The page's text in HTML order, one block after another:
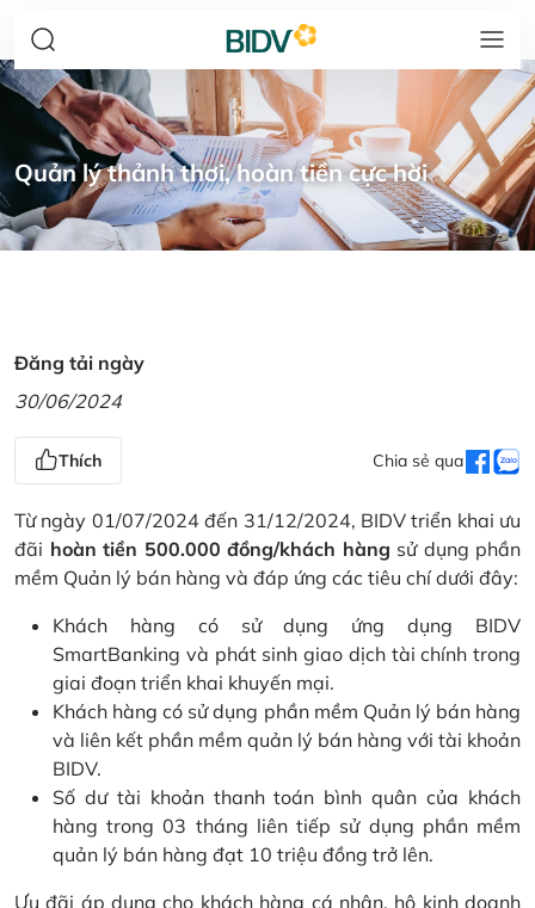
Quản lý thảnh thơi, hoàn tiền cực hời
Đăng tải ngày
30/06/2024
Thích Chia sẻ qua
Từ ngày 01/07/2024 đến 31/12/2024, BIDV triển khai ưu
đãi hoàn tiền 500.000 đồng/khách hàng sử dụng phần
mềm Quản lý bán hàng và đáp ứng các tiêu chí dưới đây:
Khách hàng có sử dụng ứng dụng BIDV
SmartBanking và phát sinh giao dịch tài chính trong
giai đoạn triển khai khuyến mại.
Khách hàng có sử dụng phần mềm Quản lý bán hàng
và liên kết phần mềm quản lý bán hàng với tài khoản
BIDV.
Số dư tài khoản thanh toán bình quân của khách
hàng trong 03 tháng liên tiếp sử dụng phần mềm
quản lý bán hàng đạt 10 triệu đồng trở lên.
Ưu đãi áp dụng cho khách hàng cá nhân, hộ kinh doanh